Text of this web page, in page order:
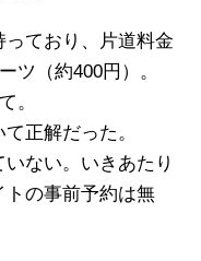
ており、片道料金
ツ（約400円）。
。
正解だった。
ない。いきあたり
トの事前予約は無